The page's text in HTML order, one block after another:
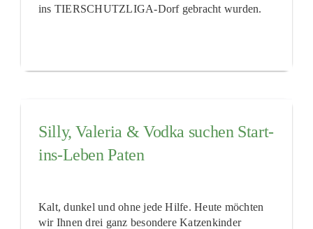
ins TIERSCHUTZLIGA-Dorf gebracht wurden.
Silly, Valeria & Vodka suchen Start-
ins-Leben Paten
Kalt, dunkel und ohne jede Hilfe. Heute möchten
wir Ihnen drei ganz besondere Katzenkinder